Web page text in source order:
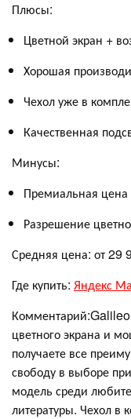
Плюсы:
Цветной экран +
Хорошая
Чехол уже в
Качественная
Минусы:
Премиальная цена
Разрешение
Средняя цена: от 29
Где купить: Яндекс
цветного экрана и
получаете все
свободу в выборе
модель среди
литературы. Чехол в